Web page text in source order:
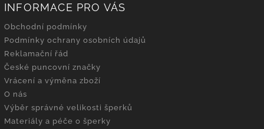
INFORMACE PRO VÁS
Obchodní podmínky
Podmínky ochrany osobních údajů
Reklamační řád
České puncovní značky
Vrácení a výměna zboží
O nás
Výběr správné velikosti šperků
Materiály a péče o šperky